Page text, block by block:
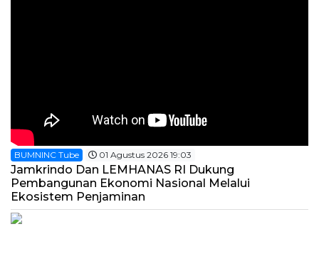
BUMNINC Tube 01 Agustus 2026 19:03
Jamkrindo Dan LEMHANAS RI Dukung
Pembangunan Ekonomi Nasional Melalui
Ekosistem Penjaminan